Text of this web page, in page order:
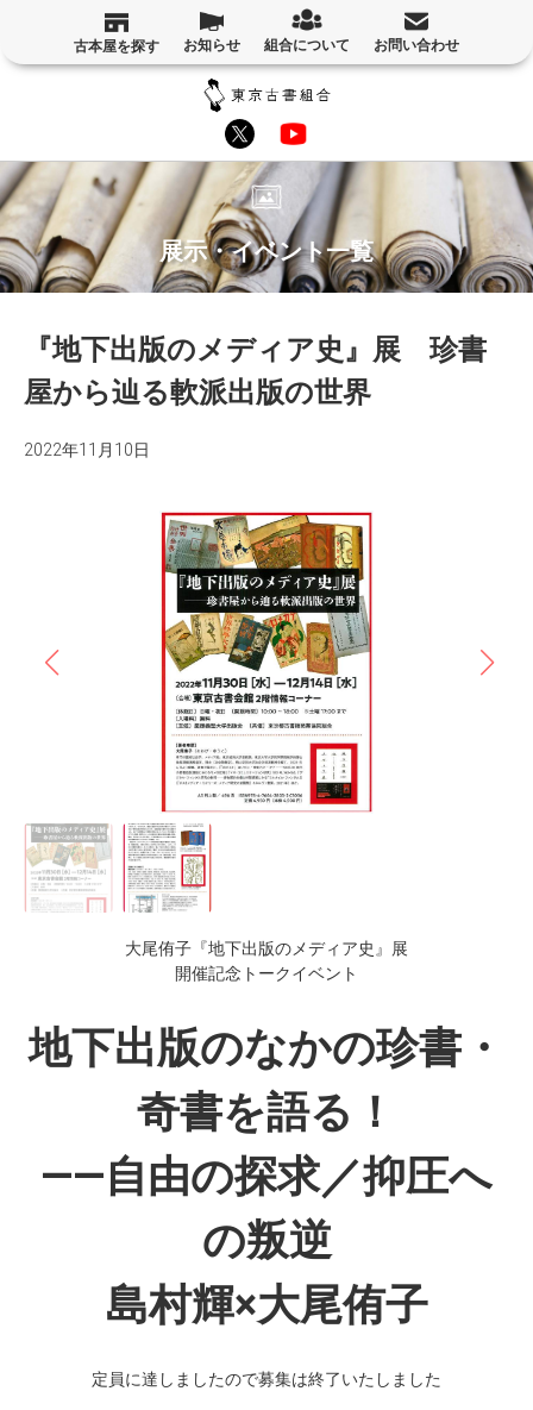
古本屋を探す お知らせ 組合について お問い合わせ
展示・イベント一覧
『地下出版のメディア史』展 珍書
屋から辿る軟派出版の世界
2022年11月10日
大尾侑子『地下出版のメディア史』展
開催記念トークイベント
地下出版のなかの珍書・
奇書を語る！
――自由の探求／抑圧へ
の叛逆
島村輝×大尾侑子
定員に達しましたので募集は終了いたしました